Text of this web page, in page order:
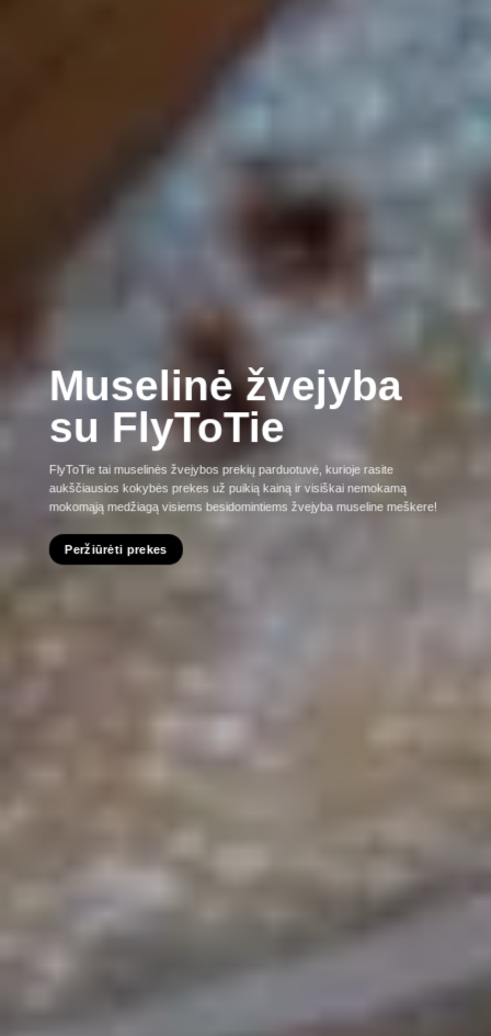
Muselinė žvejyba
su FlyToTie
FlyToTie tai muselinės žvejybos prekių parduotuvė, kurioje rasite
aukščiausios kokybės prekes už puikią kainą ir visiškai nemokamą
mokomąją medžiagą visiems besidomintiems žvejyba museline meškere!
Peržiūrėti prekes